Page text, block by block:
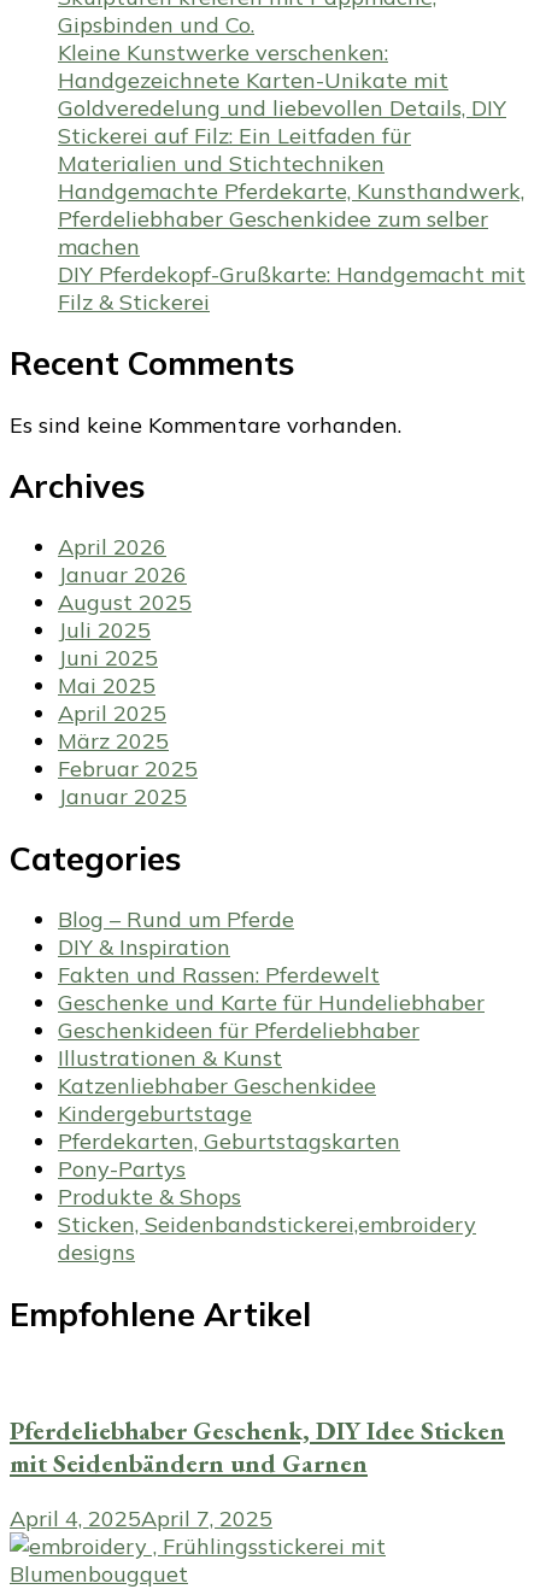
Gipsbinden und Co.
Kleine Kunstwerke verschenken:
Handgezeichnete Karten-Unikate mit
Goldveredelung und liebevollen Details, DIY
Stickerei auf Filz: Ein Leitfaden für
Materialien und Stichtechniken
Handgemachte Pferdekarte, Kunsthandwerk,
Pferdeliebhaber Geschenkidee zum selber
machen
DIY Pferdekopf-Grußkarte: Handgemacht mit
Filz & Stickerei
Recent Comments
Es sind keine Kommentare vorhanden.
Archives
April 2026
Januar 2026
August 2025
Juli 2025
Juni 2025
Mai 2025
April 2025
März 2025
Februar 2025
Januar 2025
Categories
Blog – Rund um Pferde
DIY & Inspiration
Fakten und Rassen: Pferdewelt
Geschenke und Karte für Hundeliebhaber
Geschenkideen für Pferdeliebhaber
Illustrationen & Kunst
Katzenliebhaber Geschenkidee
Kindergeburtstage
Pferdekarten, Geburtstagskarten
Pony-Partys
Produkte & Shops
Sticken, Seidenbandstickerei,embroidery
designs
Empfohlene Artikel
Pferdeliebhaber Geschenk, DIY Idee Sticken
mit Seidenbändern und Garnen
April 4, 2025April 7, 2025